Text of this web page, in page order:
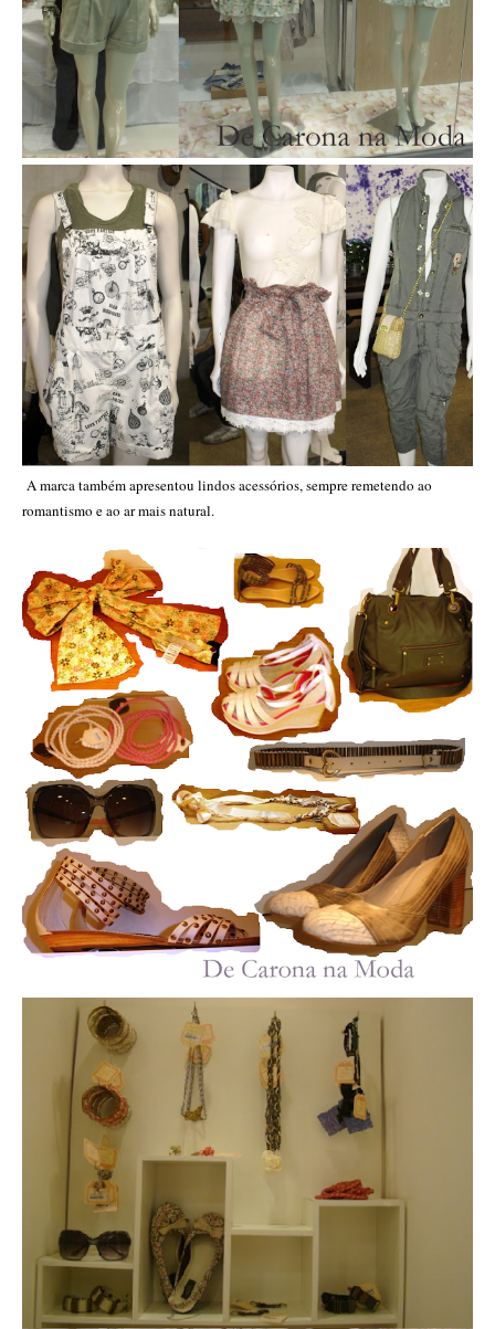
A marca também apresentou lindos acessórios, sempre remetendo ao
romantismo e ao ar mais natural.